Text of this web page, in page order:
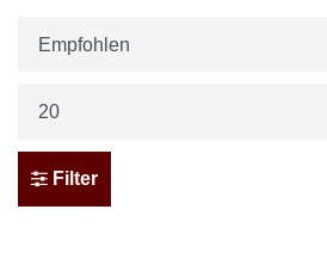
Filter